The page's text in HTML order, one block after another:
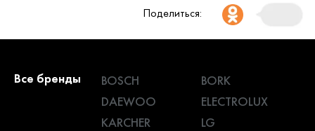
Поделиться:
Все бренды BOSCH
BORK
DAEWOO
ELECTROLUX
KARCHER
LG